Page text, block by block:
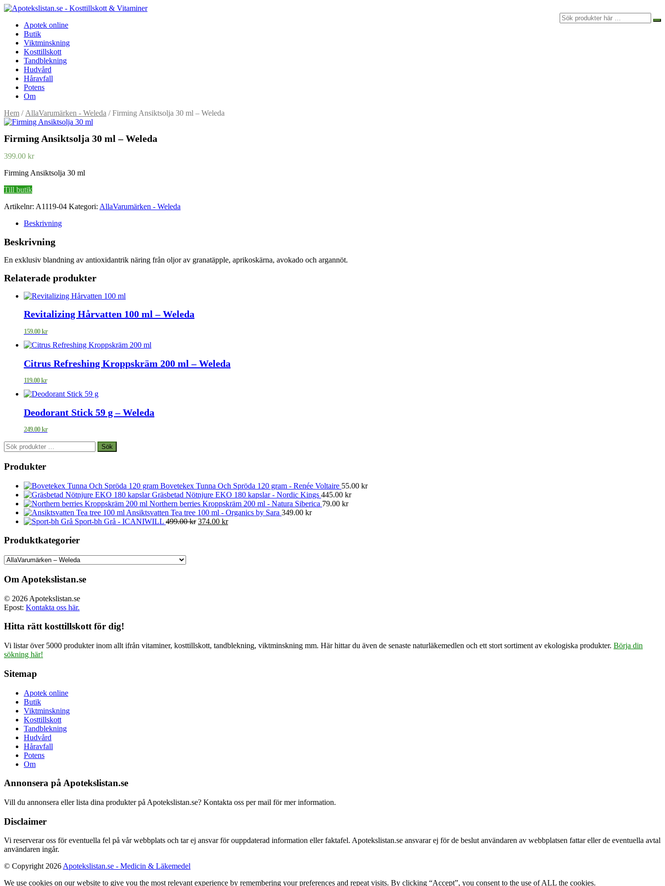
Apotek online
Butik
Viktminskning
Kosttillskott
Tandblekning
Hudvård
Håravfall
Potens
Om
Hem / AllaVarumärken - Weleda / Firming Ansiktsolja 30 ml – Weleda
Firming Ansiktsolja 30 ml – Weleda
399.00 kr
Firming Ansiktsolja 30 ml
Till butik
Artikelnr: A1119-04 Kategori: AllaVarumärken - Weleda
Beskrivning
Beskrivning
En exklusiv blandning av antioxidantrik näring från oljor av granatäpple, aprikoskärna, avokado och argannöt.
Relaterade produkter
Revitalizing Hårvatten 100 ml – Weleda
159.00kr
Citrus Refreshing Kroppskräm 200 ml – Weleda
119.00kr
Deodorant Stick 59 g – Weleda
249.00kr
Sök
efter:
Sök
Produkter
Bovetekex Tunna Och Spröda 120 gram - Renée Voltaire 55.00 kr
Gräsbetad Nötnjure EKO 180 kapslar - Nordic Kings 445.00 kr
Northern berries Kroppskräm 200 ml - Natura Siberica 79.00 kr
Ansiktsvatten Tea tree 100 ml - Organics by Sara 349.00 kr
Sport-bh Grå - ICANIWILL 499.00kr Det
374.00 krDet
Produktkategorier
Om Apotekslistan.se
© 2026 Apotekslistan.se
Epost: Kontakta oss här.
Hitta rätt kosttillskott för dig!
Vi listar över 5000 produkter inom allt ifrån vitaminer, kosttillskott, tandblekning, viktminskning mm. Här hittar du även de senaste naturläkemedlen och ett stort sortiment av ekologiska produkter. Börja din
sökning här!
Sitemap
Apotek online
Butik
Viktminskning
Kosttillskott
Tandblekning
Hudvård
Håravfall
Potens
Om
Annonsera på Apotekslistan.se
Vill du annonsera eller lista dina produkter på Apotekslistan.se? Kontakta oss per mail för mer information.
Disclaimer
Vi reserverar oss för eventuella fel på vår webbplats och tar ej ansvar för ouppdaterad information eller faktafel. Apotekslistan.se ansvarar ej för de beslut användaren av webbplatsen fattar eller de eventuella avtal
användaren ingår.
© Copyright 2026 Apotekslistan.se - Medicin & Läkemedel
We use cookies on our website to give you the most relevant experience by remembering your preferences and repeat visits. By clicking “Accept”, you consent to the use of ALL the cookies.